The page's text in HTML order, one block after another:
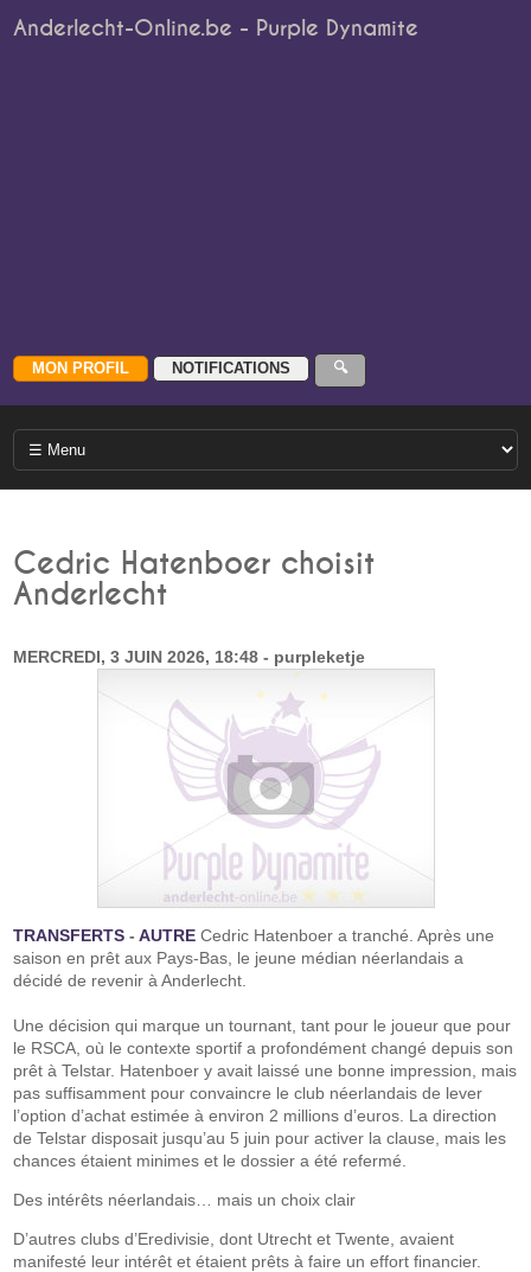
Anderlecht-Online.be - Purple Dynamite
Cedric Hatenboer choisit
Anderlecht
MERCREDI, 3 JUIN 2026, 18:48 - purpleketje
TRANSFERTS -AUTRE Cedric Hatenboer a tranché. Après une
saison en prêt aux Pays-Bas, le jeune médian néerlandais a
décidé de revenir à Anderlecht.
Une décision qui marque un tournant, tant pour le joueur que pour
le RSCA, où le contexte sportif a profondément changé depuis son
prêt à Telstar. Hatenboer y avait laissé une bonne impression, mais
pas suffisamment pour convaincre le club néerlandais de lever
l’option d’achat estimée à environ 2 millions d’euros. La direction
de Telstar disposait jusqu’au 5 juin pour activer la clause, mais les
chances étaient minimes et le dossier a été refermé.
Des intérêts néerlandais… mais un choix clair
D’autres clubs d’Eredivisie, dont Utrecht et Twente, avaient
manifesté leur intérêt et étaient prêts à faire un effort financier.